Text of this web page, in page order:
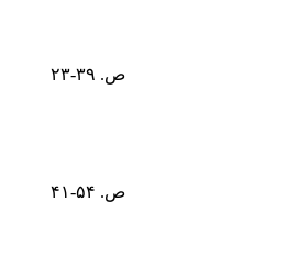
ص. ۳۹-۲۳
ص. ۵۴-۴۱